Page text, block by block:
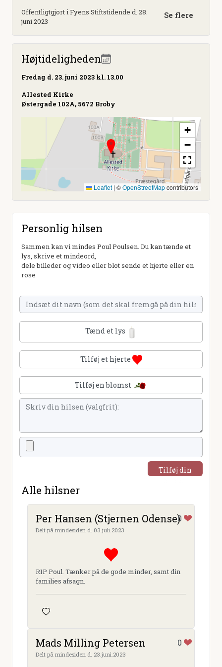
Offentligtgjort i Fyens Stiftstidende d. 28.
juni 2023
Se flere
Højtideligheden
Fredag d. 23. juni 2023 kl. 13.00
Allested Kirke
Østergade 102A, 5672 Broby
+
−
Leaflet | ©OpenStreetMapcontributors
Personlig hilsen
Sammen kan vi mindes Poul Poulsen. Du kan tænde et
lys, skrive et mindeord,
dele billeder og video eller blot sende et hjerte eller en
rose
Tænd et lys
Tilføj et hjerte
Tilføj en blomst
Tilføj din
Alle hilsner
Per Hansen (Stjernen Odense)0
Delt på mindesiden d. 03.juli.2023
RIP Poul. Tænker på de gode minder, samt din
families afsagn.
Mads Milling Petersen 0
Delt på mindesiden d. 23.juni.2023